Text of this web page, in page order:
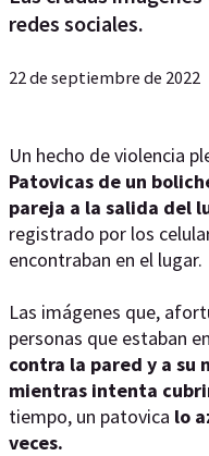
redes sociales.
22 de septiembre de 2022
Un hecho de violencia
Patovicas de un
pareja a la salida del
registrado por los
encontraban en el lugar.
Las imágenes que,
personas que estaban
contra la pared y a su
mientras intenta
tiempo, un patovica lo
veces.